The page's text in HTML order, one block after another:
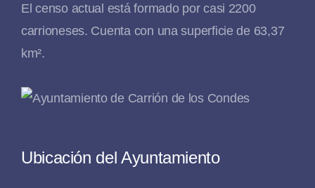
El censo actual está formado por casi 2200
carrioneses. Cuenta con una superficie de 63,37
km².
Ubicación del Ayuntamiento